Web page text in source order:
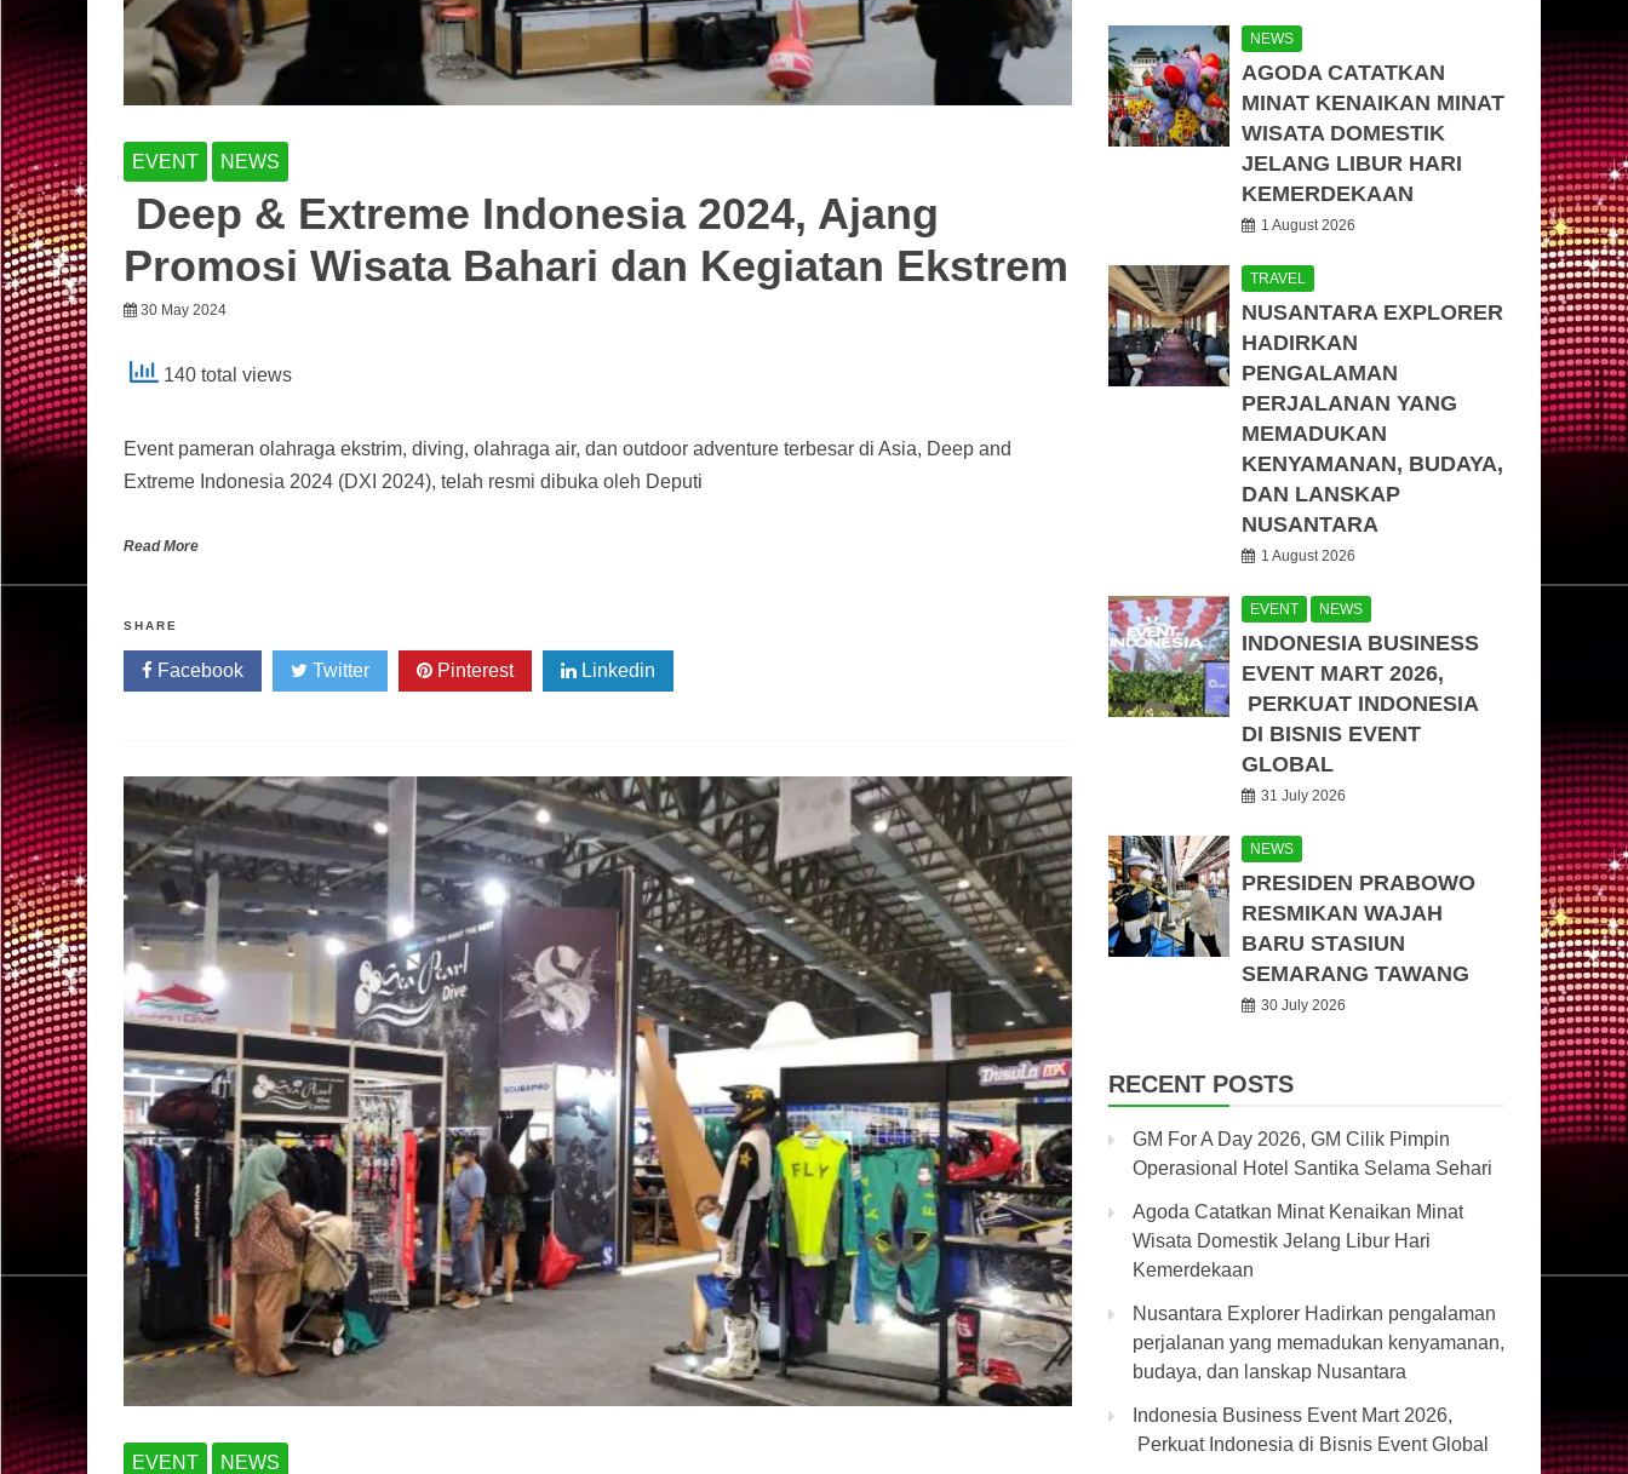
EVENT NEWS
Deep & Extreme Indonesia 2024, Ajang
Promosi Wisata Bahari dan Kegiatan Ekstrem
30 May 2024
140 total views
Event pameran olahraga ekstrim, diving, olahraga air, dan outdoor adventure terbesar di Asia, Deep and
Extreme Indonesia 2024 (DXI 2024), telah resmi dibuka oleh Deputi
Read More
SHARE
Facebook Twitter Pinterest Linkedin
EVENT NEWS
NEWS
AGODA CATATKAN
MINAT KENAIKAN MINAT
WISATA DOMESTIK
JELANG LIBUR HARI
KEMERDEKAAN
1 August 2026
TRAVEL
NUSANTARA EXPLORER
HADIRKAN
PENGALAMAN
PERJALANAN YANG
MEMADUKAN
KENYAMANAN, BUDAYA,
DAN LANSKAP
NUSANTARA
1 August 2026
EVENT NEWS
INDONESIA BUSINESS
EVENT MART 2026,
PERKUAT INDONESIA
DI BISNIS EVENT
GLOBAL
31 July 2026
NEWS
PRESIDEN PRABOWO
RESMIKAN WAJAH
BARU STASIUN
SEMARANG TAWANG
30 July 2026
RECENT POSTS
GM For A Day 2026, GM Cilik Pimpin
Operasional Hotel Santika Selama Sehari
Agoda Catatkan Minat Kenaikan Minat
Wisata Domestik Jelang Libur Hari
Kemerdekaan
Nusantara Explorer Hadirkan pengalaman
perjalanan yang memadukan kenyamanan,
budaya, dan lanskap Nusantara
Indonesia Business Event Mart 2026,
Perkuat Indonesia di Bisnis Event Global